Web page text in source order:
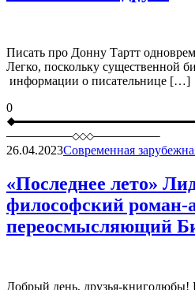
Писать про Донну Тартт
Легко, поскольку существенной
информации о писательнице […]
0
26.04.2023Современная
«Последнее лето»
философский роман-
переосмысляющий
Добрый день, друзья-книголюбы!